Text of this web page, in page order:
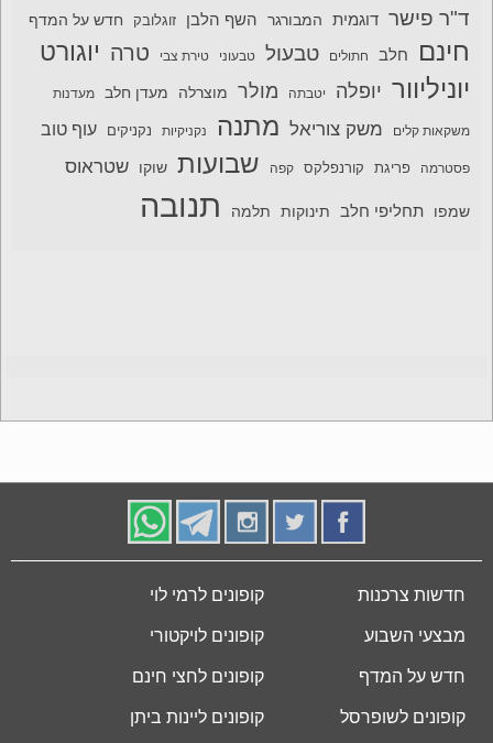
ד"ר פישר דוגמית המבורגר השף הלבן זוגלובק חדש על המדף
חינם חלב חתולים טבעול טבעוני טירת צבי טרה יוגורט
יוניליוור יופלה יטבתה מולר מוצרלה מעדן חלב מעדנות
משקאות קלים משק צוריאל מתנה נקניקיות נקניקים עוף טוב
פסטרמה פריגת קורנפלקס קפה שבועות שוקו שטראוס
שמפו תחליפי חלב תינוקות תלמה תנובה
חדשות צרכנות
מבצעי השבוע
חדש על המדף
קופונים לשופרסל
קופונים לרמי לוי
קופונים לויקטורי
קופונים לחצי חינם
קופונים ליינות ביתן